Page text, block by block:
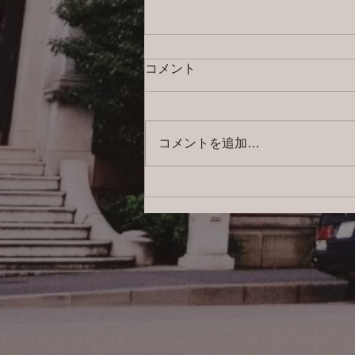
日目〜
コメント
コメントを追加…